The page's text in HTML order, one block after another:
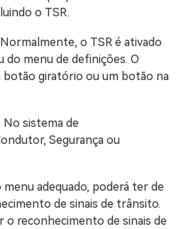
o TSR.
o TSR é ativado
menu de definições. O
botão giratório ou um botão na
sistema de
Segurança ou
adequado, poderá ter de
de sinais de trânsito.
reconhecimento de sinais de